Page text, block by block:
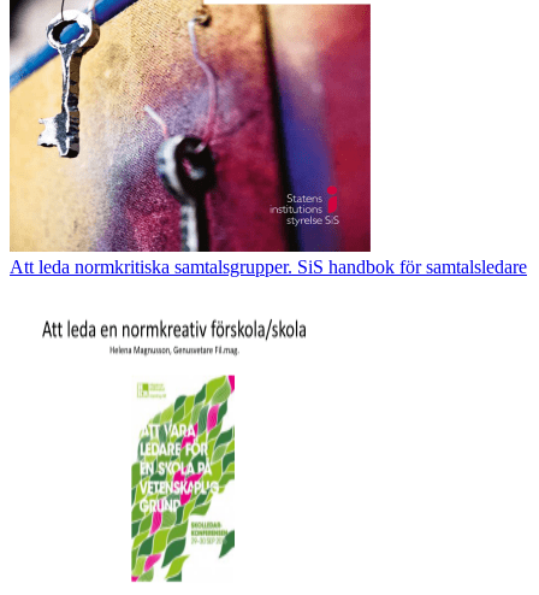
Att leda normkritiska samtalsgrupper. SiS handbok för samtalsledare